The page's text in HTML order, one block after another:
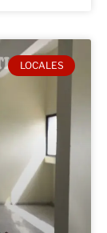
LOCALES